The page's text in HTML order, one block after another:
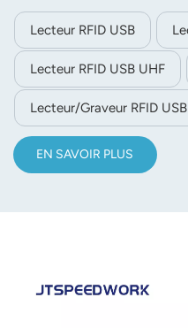
du firmware, propose une
développement logiciel
le développement
Lecteur RFID USB
Lecteur RFID USB UHF
Lecteur/graveur RFID USB
EN SAVOIR PLUS